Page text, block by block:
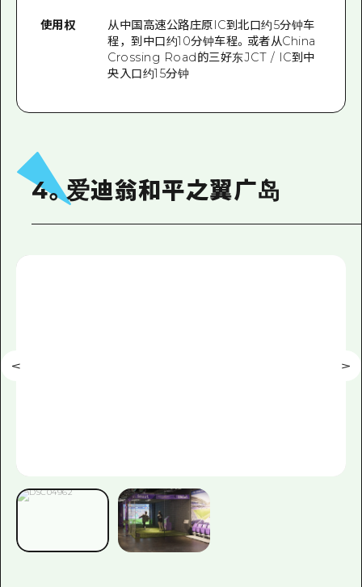
使用权
从中国高速公路庄原IC到北口约5分钟车
程，到中口约10分钟车程。或者从China
Crossing Road的三好东JCT / IC到中
央入口约15分钟
4。爱迪翁和平之翼广岛